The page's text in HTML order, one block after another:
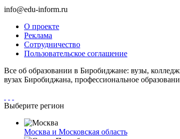
info@edu-inform.ru
О проекте
Реклама
Сотрудничество
Пользовательское соглашение
Все об образовании в Биробиджане: вузы,
вузах Биробиджана, профессиональное
Выберите регион
Москва и Московская область